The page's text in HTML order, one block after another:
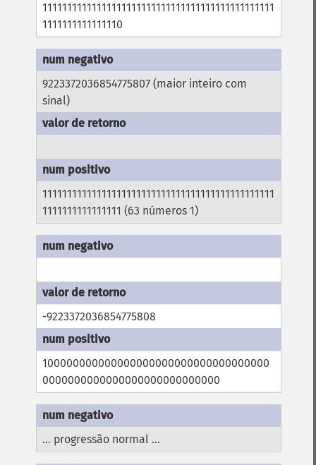
11111111111111111111111111111111111111111111111
1111111111111110
9223372036854775807 (maior inteiro com
sinal)
11111111111111111111111111111111111111111111111
1111111111111111 (63 números 1)
-9223372036854775808
100000000000000000000000000000000000
0000000000000000000000000000
... progressão normal ...